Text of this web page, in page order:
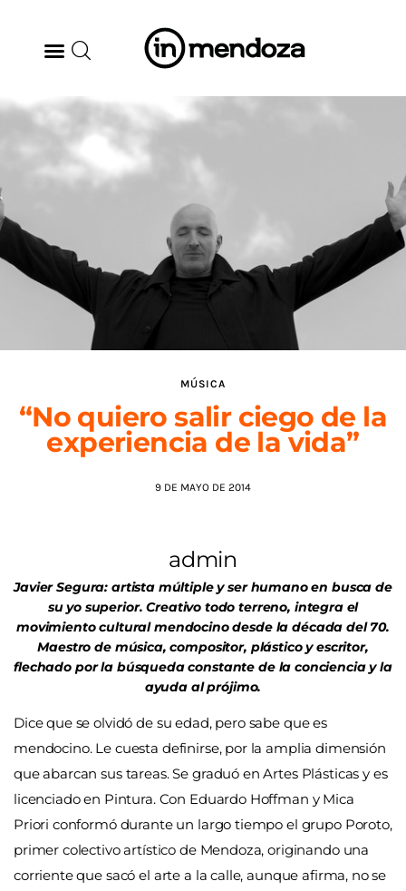
BODEGAS
GASTRONOMÍA
ARTE & CULTURA
MÚSICA
DÓNDE IR
TENDENCIAS
AGENDA
MÚSICA
“No quiero salir ciego de la
experiencia de la vida”
9 DE MAYO DE 2014
admin
Javier Segura: artista múltiple y ser humano en busca de
su yo superior. Creativo todo terreno, integra el
movimiento cultural mendocino desde la década del 70.
Maestro de música, compositor, plástico y escritor,
flechado por la búsqueda constante de la conciencia y la
ayuda al prójimo.
Dice que se olvidó de su edad, pero sabe que es
mendocino. Le cuesta definirse, por la amplia dimensión
que abarcan sus tareas. Se graduó en Artes Plásticas y es
licenciado en Pintura. Con Eduardo Hoffman y Mica
Priori conformó durante un largo tiempo el grupo Poroto,
primer colectivo artístico de Mendoza, originando una
corriente que sacó el arte a la calle, aunque afirma, no se